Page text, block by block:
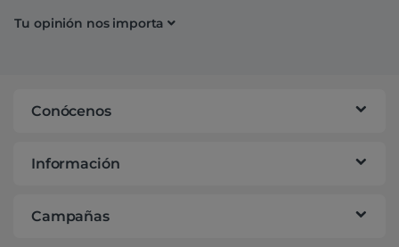
Tu opinión nos importa
Conócenos
Información
Campañas